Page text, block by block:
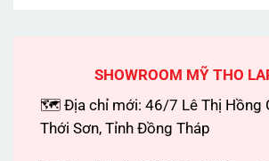
SHOWROOM MỸ THO
🗺 Địa chỉ mới: 46/7 Lê Thị Hồng
Thới Sơn, Tỉnh Đồng Tháp